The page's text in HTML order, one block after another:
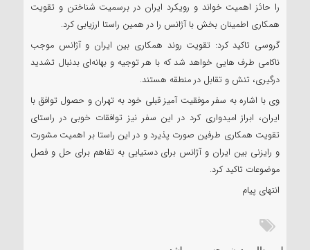
را حائز اهمیت خواند و رویکرد ایران در برسمیت شناختن و تقویت
همکاری اطمینان بخش با آژانس را در همین راستا ارزیابی کرد.
گروسی تاکید کرد: تقویت روند همکاری بین ایران و آژانس موجب
ناکامی طرف هایی خواهد شد که با هر توجیه و بهانه‌ای بدنبال تشدید
درگیری، تنش و تقابل در منطقه هستند.
وی با اشاره به سفر موفقیت آمیز قبلی خود به تهران و حصول توافق با
ایران، ابراز امیدواری کرد در این سفر نیز توافقات خوبی در راستای
تقویت همکاری طرفین صورت پذیرد و در این راستا بر اهمیت مشورت
و رایزنی بین ایران و آژانس برای دستیابی به تفاهم برای حل و فصل
موضوعات تاکید کرد.
انتهای پیام